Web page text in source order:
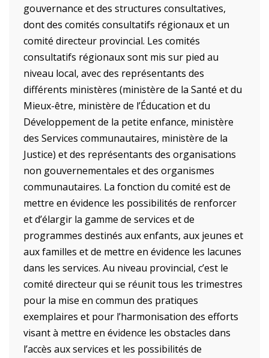
gouvernance et des structures consultatives,
dont des comités consultatifs régionaux et un
comité directeur provincial. Les comités
consultatifs régionaux sont mis sur pied au
niveau local, avec des représentants des
différents ministères (ministère de la Santé et du
Mieux-être, ministère de l’Éducation et du
Développement de la petite enfance, ministère
des Services communautaires, ministère de la
Justice) et des représentants des organisations
non gouvernementales et des organismes
communautaires. La fonction du comité est de
mettre en évidence les possibilités de renforcer
et d’élargir la gamme de services et de
programmes destinés aux enfants, aux jeunes et
aux familles et de mettre en évidence les lacunes
dans les services. Au niveau provincial, c’est le
comité directeur qui se réunit tous les trimestres
pour la mise en commun des pratiques
exemplaires et pour l’harmonisation des efforts
visant à mettre en évidence les obstacles dans
l’accès aux services et les possibilités de